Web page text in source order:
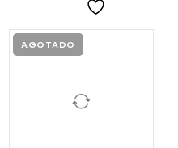
AGOTADO